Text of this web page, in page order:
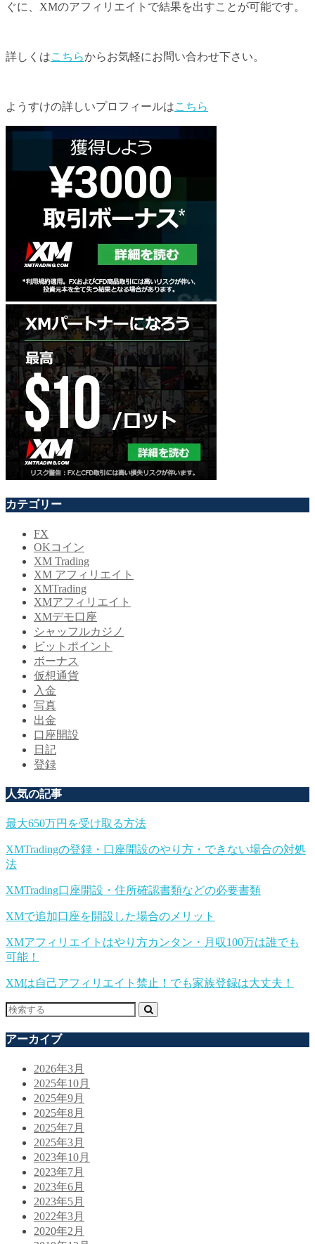
ぐに、XMのアフィリエイトで結果を出すことが可能です。
詳しくはこちらからお気軽にお問い合わせ下さい。
ようすけの詳しいプロフィールはこちら
カテゴリー
FX
OKコイン
XM Trading
XM アフィリエイト
XMTrading
XMアフィリエイト
XMデモ口座
シャッフルカジノ
ビットポイント
ボーナス
仮想通貨
入金
写真
出金
口座開設
日記
登録
人気の記事
最大650万円を受け取る方法
XMTradingの登録・口座開設のやり方・できない場合の対処
法
XMTrading口座開設・住所確認書類などの必要書類
XMで追加口座を開設した場合のメリット
XMアフィリエイトはやり方カンタン・月収100万は誰でも
可能！
XMは自己アフィリエイト禁止！でも家族登録は大丈夫！
アーカイブ
2026年3月
2025年10月
2025年9月
2025年8月
2025年7月
2025年3月
2023年10月
2023年7月
2023年6月
2023年5月
2022年3月
2020年2月